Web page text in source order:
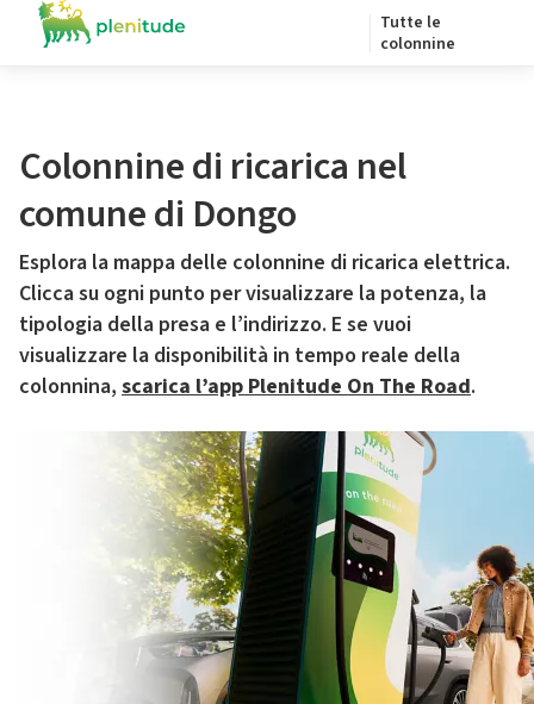
Tutte le
colonnine
Colonnine di ricarica nel
comune di Dongo
Esplora la mappa delle colonnine di ricarica elettrica.
Clicca su ogni punto per visualizzare la potenza, la
tipologia della presa e l’indirizzo. E se vuoi
visualizzare la disponibilità in tempo reale della
colonnina, scarica l’app Plenitude On The Road.